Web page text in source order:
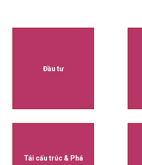
Đầu tư
Tái cấu trúc & Phá